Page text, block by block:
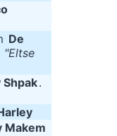
De
"Eltse
Shpak.
Makem